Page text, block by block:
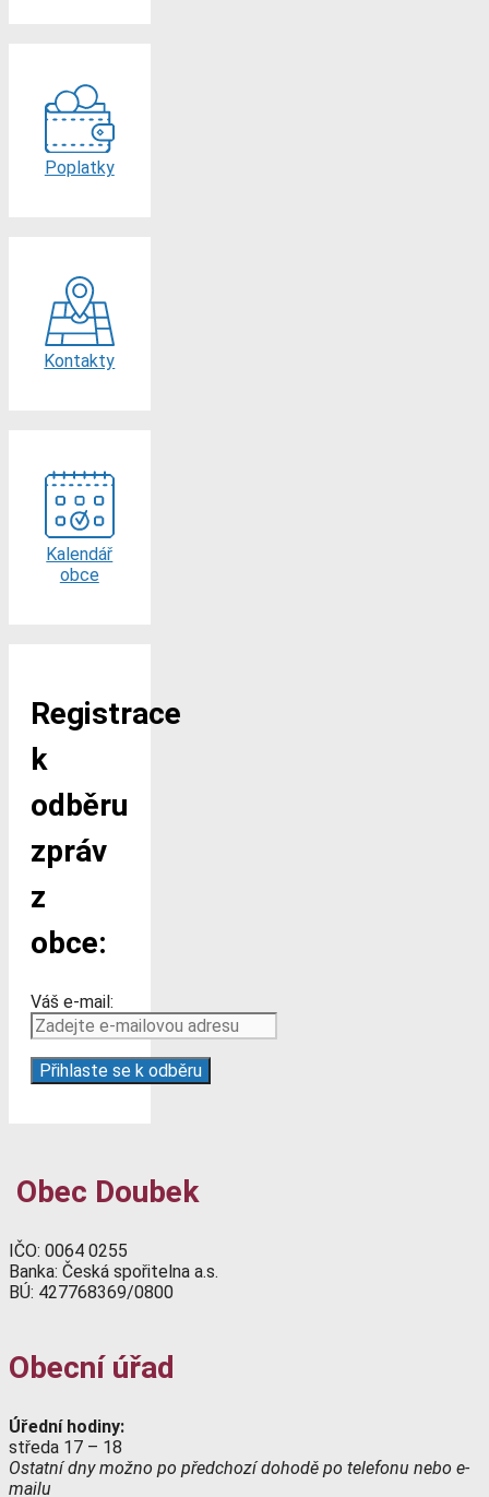
Poplatky
Kontakty
Kalendář
obce
Registrace
k
odběru
zpráv
z
obce:
Váš e-mail:
Obec Doubek
IČO: 0064 0255
Banka: Česká spořitelna a.s.
BÚ: 427768369/0800
Obecní úřad
Úřední hodiny:
středa 17 – 18
Ostatní dny možno po předchozí dohodě po telefonu nebo e-
mailu